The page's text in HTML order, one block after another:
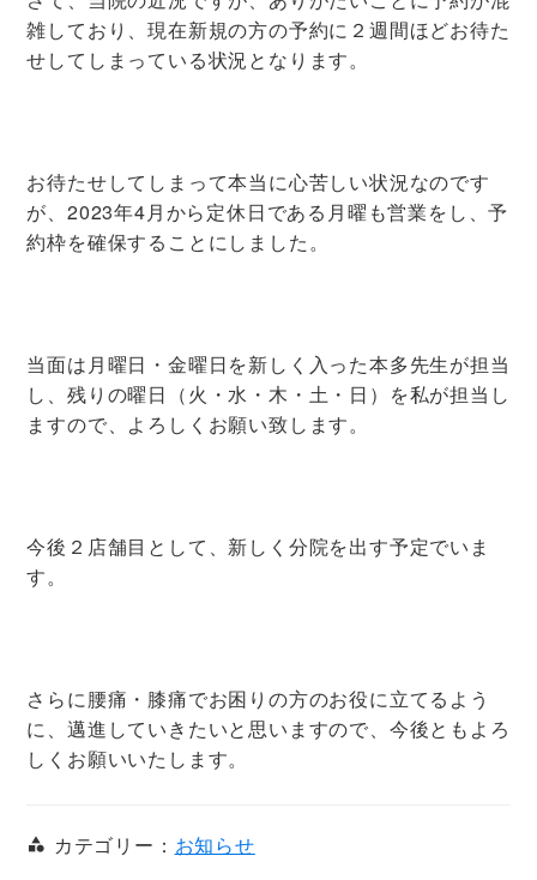
雑しており、現在新規の方の予約に２週間ほどお待た
せしてしまっている状況となります。
お待たせしてしまって本当に心苦しい状況なのです
が、2023年4月から定休日である月曜も営業をし、予
約枠を確保することにしました。
当面は月曜日・金曜日を新しく入った本多先生が担当
し、残りの曜日（火・水・木・土・日）を私が担当し
ますので、よろしくお願い致します。
今後２店舗目として、新しく分院を出す予定でいま
す。
さらに腰痛・膝痛でお困りの方のお役に立てるよう
に、邁進していきたいと思いますので、今後ともよろ
しくお願いいたします。
カテゴリー： お知らせ